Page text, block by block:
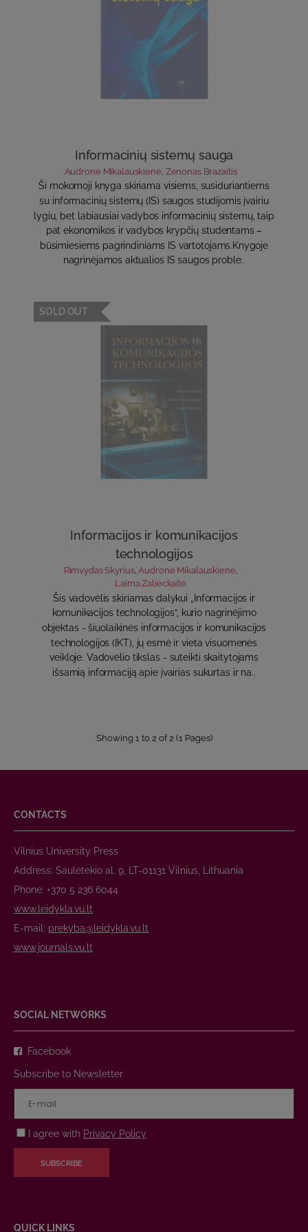
Informacinių sistemų sauga
Audronė Mikalauskienė Zenonas Brazaitis
Ši mokomoji knyga skiriama visiems, susiduriantiems
su informacinių sistemų (IS) saugos studijomis įvairiu
lygiu, bet labiausiai vadybos informacinių sistemų, taip
pat ekonomikos ir vadybos krypčių studentams –
būsimiesiems pagrindiniams IS vartotojams.Knygoje
nagrinėjamos aktualios IS saugos proble..
SOLD OUT
Informacijos ir komunikacijos
technologijos
Rimvydas Skyrius, Audronė Mikalauskienė
Laima Zalieckaitė
Šis vadovėlis skiriamas dalykui „Informacijos ir
komunikacijos technologijos“, kurio nagrinėjimo
objektas - šiuolaikinės informacijos ir komunikacijos
technologijos (IKT), jų esmė ir vieta visuomenės
veikloje. Vadovėlio tikslas - suteikti skaitytojams
išsamią informaciją apie įvairias sukurtas ir na..
Showing 1 to 2 of 2 (1 Pages)
CONTACTS
Vilnius University Press
Address: Saulėtekio al. 9, LT-01131 Vilnius, Lithuania
Phone: +370 5 236 6044
www.leidykla.vu.lt
E-mail: prekyba@leidykla.vu.lt
www.journals.vu.lt
SOCIAL NETWORKS
Facebook
Subscribe to Newsletter
I agree with Privacy Policy
SUBSCRIBE
QUICK LINKS